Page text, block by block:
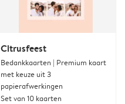
Citrusfeest
Bedankkaarten | Premium kaart
met keuze uit 3
papierafwerkingen
Set van 10 kaarten